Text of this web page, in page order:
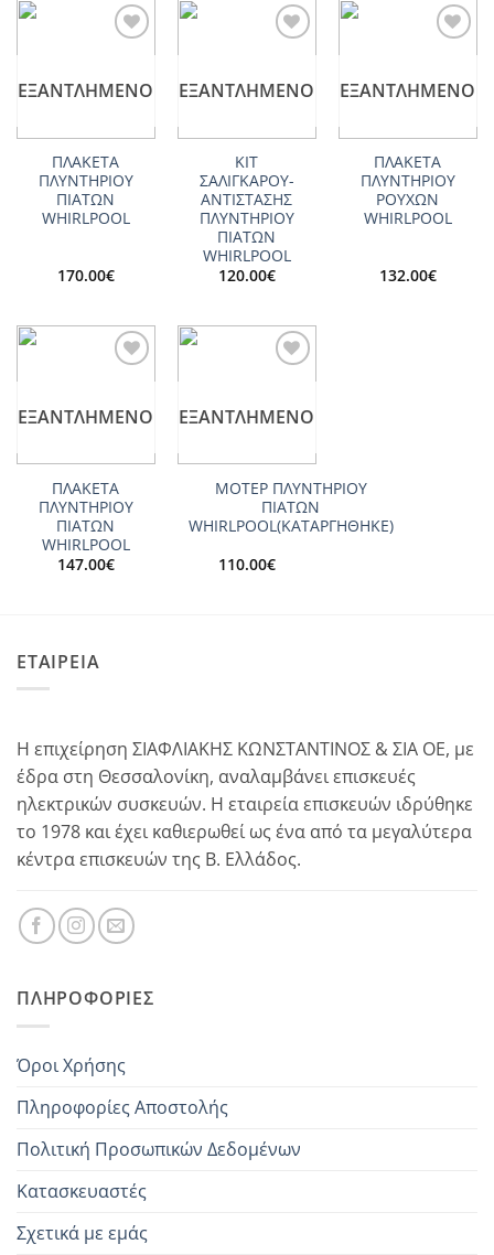
ΕΞΑΝΤΛΗΜΈΝΟ
ΠΛΑΚΕΤΑ
ΠΛΥΝΤΗΡΙΟΥ
ΠΙΑΤΩΝ
WHIRLPOOL
170.00€
ΕΞΑΝΤΛΗΜΈΝΟ
ΚΙΤ
ΣΑΛΙΓΚΑΡΟΥ-
ΑΝΤΙΣΤΑΣΗΣ
ΠΛΥΝΤΗΡΙΟΥ
ΠΙΑΤΩΝ
WHIRLPOOL
120.00€
ΕΞΑΝΤΛΗΜΈΝΟ
ΠΛΑΚΕΤΑ
ΠΛΥΝΤΗΡΙΟΥ
ΡΟΥΧΩΝ
WHIRLPOOL
132.00€
ΕΞΑΝΤΛΗΜΈΝΟ
ΠΛΑΚΕΤΑ
ΠΛΥΝΤΗΡΙΟΥ
ΠΙΑΤΩΝ
WHIRLPOOL
147.00€
ΕΞΑΝΤΛΗΜΈΝΟ
ΜΟΤΕΡ ΠΛΥΝΤΗΡΙΟΥ
ΠΙΑΤΩΝ
WHIRLPOOL(ΚΑΤΑΡΓΗΘΗΚΕ)
110.00€
ΕΤΑΙΡΕΙΑ
Η επιχείρηση ΣΙΑΦΛΙΑΚΗΣ ΚΩΝΣΤΑΝΤΙΝΟΣ & ΣΙΑ ΟΕ, με
έδρα στη Θεσσαλονίκη, αναλαμβάνει επισκευές
ηλεκτρικών συσκευών. Η εταιρεία επισκευών ιδρύθηκε
το 1978 και έχει καθιερωθεί ως ένα από τα μεγαλύτερα
κέντρα επισκευών της Β. Ελλάδος.
ΠΛΗΡΟΦΟΡΊΕΣ
Όροι Χρήσης
Πληροφορίες Αποστολής
Πολιτική Προσωπικών Δεδομένων
Κατασκευαστές
Σχετικά με εμάς